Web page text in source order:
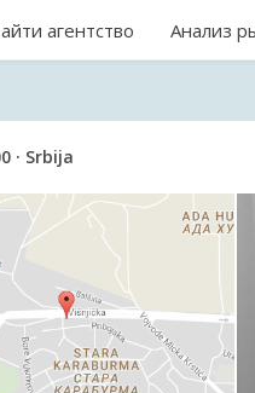
агентство Анализ
· Srbija